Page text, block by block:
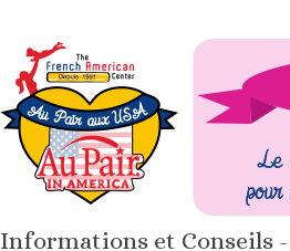
Informations et Conseils